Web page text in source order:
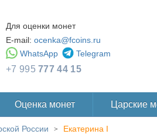
Для оценки монет
E-mail: ocenka@fcoins.ru
WhatsApp
Telegram
+7 995777 44 15
Оценка монет Царские
России > Екатерина I